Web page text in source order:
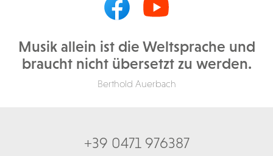
Musik allein ist die Weltsprache und
braucht nicht übersetzt zu werden.
Berthold Auerbach
+39 0471 976387